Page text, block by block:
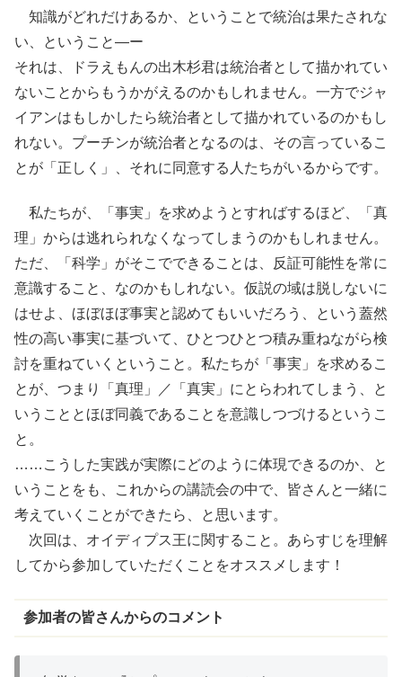
知識がどれだけあるか、ということで統治は果たされな
い、ということ―ー
それは、ドラえもんの出木杉君は統治者として描かれてい
ないことからもうかがえるのかもしれません。一方でジャ
イアンはもしかしたら統治者として描かれているのかもし
れない。プーチンが統治者となるのは、その言っているこ
とが「正しく」、それに同意する人たちがいるからです。
私たちが、「事実」を求めようとすればするほど、「真
理」からは逃れられなくなってしまうのかもしれません。
ただ、「科学」がそこでできることは、反証可能性を常に
意識すること、なのかもしれない。仮説の域は脱しないに
はせよ、ほぼほぼ事実と認めてもいいだろう、という蓋然
性の高い事実に基づいて、ひとつひとつ積み重ねながら検
討を重ねていくということ。私たちが「事実」を求めるこ
とが、つまり「真理」／「真実」にとらわれてしまう、と
いうこととほぼ同義であることを意識しつづけるというこ
と。
……こうした実践が実際にどのように体現できるのか、と
いうことをも、これからの講読会の中で、皆さんと一緒に
考えていくことができたら、と思います。
次回は、オイディプス王に関すること。あらすじを理解
してから参加していただくことをオススメします！
参加者の皆さんからのコメント